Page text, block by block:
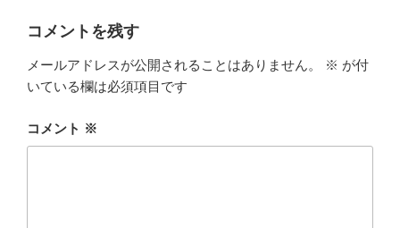
c
e
b
o
o
st
o
d
o
n
ail
コメントを残す
メールアドレスが公開されることはありません。 ※ が付
いている欄は必須項目です
コメント ※